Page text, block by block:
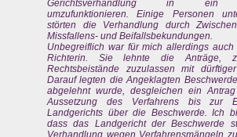
Gerichtsverhandlung in ein
umzufunktionieren. Einige Personen
störten die Verhandlung durch
Missfallens- und Beifallsbekundungen.
Unbegreiflich war für mich allerdings
Richterin. Sie lehnte die Anträge,
Rechtsbeistände zuzulassen mit
Darauf legten die Angeklagten
abgelehnt wurde, desgleichen ein
Aussetzung des Verfahrens bis zur
Landgerichts über die Beschwerde. Ich
dass das Landgericht der Beschwerde